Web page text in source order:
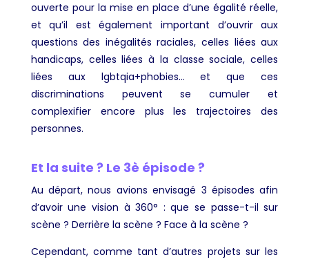
ouverte pour la mise en place d’une égalité réelle,
et qu’il est également important d’ouvrir aux
questions des inégalités raciales, celles liées aux
handicaps, celles liées à la classe sociale, celles
liées aux lgbtqia+phobies… et que ces
discriminations peuvent se cumuler et
complexifier encore plus les trajectoires des
personnes.
Et la suite ? Le 3è épisode ?
Au départ, nous avions envisagé 3 épisodes afin
d’avoir une vision à 360° : que se passe-t-il sur
scène ? Derrière la scène ? Face à la scène ?
Cependant, comme tant d’autres projets sur les